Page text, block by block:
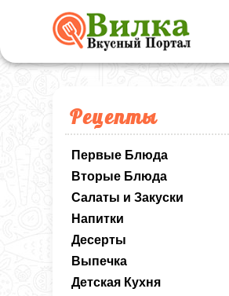
Рецепты
Первые Блюда
Вторые Блюда
Салаты и Закуски
Напитки
Десерты
Выпечка
Детская Кухня